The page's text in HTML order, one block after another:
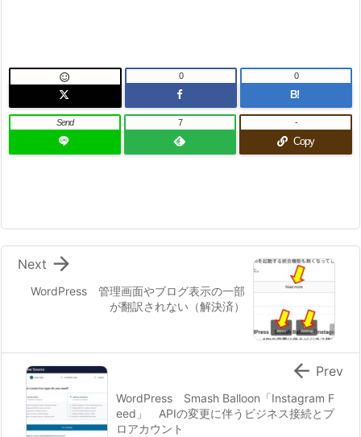
 0
B!
0
Send 7
Copy
-
WordPress 管理画面やブログ表示の一部
が翻訳されない（解決済）

Next
WordPress Smash Balloon「Instagram F
eed」 APIの変更に伴うビジネス接続とプ
ロアカウント
 Prev